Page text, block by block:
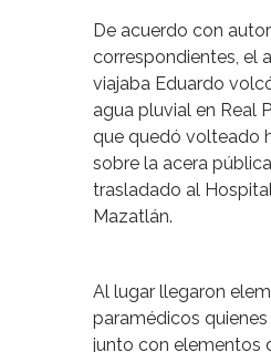
De acuerdo con
correspondientes, el
viajaba Eduardo
agua pluvial en Real
que quedó volteado
sobre la acera
trasladado al
Mazatlán.
Al lugar llegaron
paramédicos
junto con elementos